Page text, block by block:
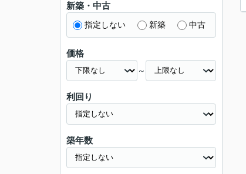
新築・中古
指定しない 新築 中古
価格
～
利回り
築年数